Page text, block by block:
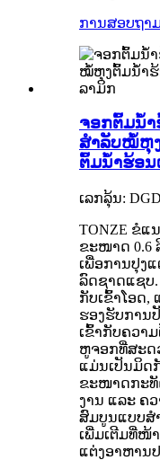
ການສອບຖາ
ຈອກຕົ້ມນ້ຳ
ສຳລັບໝໍ້ຫຸ
ຕົ້ມນ້ຳຮ້ອນ
ເລກລຸ້ນ:
TONZE ຂໍ
ຂະໜາດ 0.6
ເພື່ອການປຸງ
ລົດຊາດແຊບ
ກັບເຂົ້າໂອດ,
ຮອງຮັບການ
ເຂົ້າກັບຄວາ
ຫູຈອກທີ່ສະດ
ແມ່ນເປັນມິດ
ຂະໜາດກະ
ງານ ແລະ ຄ
ສົມບູນແບບສ
ເພີ່ມເຕີມທີ່ໜ້
ແຕ່ງອາຫານ